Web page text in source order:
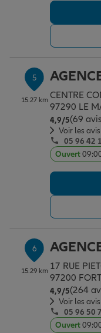
5
15.27 km CENTRE
97290 LE
4,9/5Note de 4.9
(69
Voir les avis
05 96 42
Ouvert
6
15.29 km 17 RUE
97200
4,9/5Note de 4.9
(264
Voir les avis
05 96 50
Ouvert